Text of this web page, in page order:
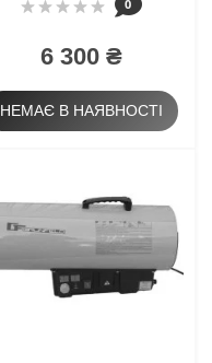
0
6 300 ₴
НЕМАЄ В НАЯВНОСТІ